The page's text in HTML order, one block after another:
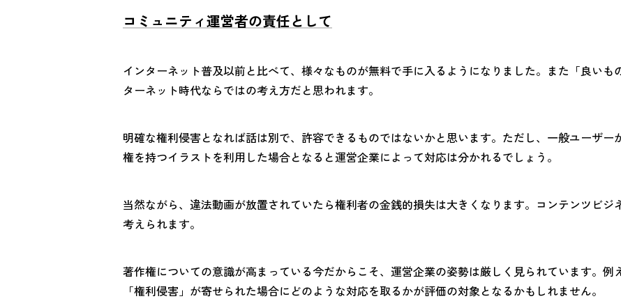
コミュニティ運営者の責任として
インターネット普及以前と比べて、様々なものが無料で手に入るようになりました。また「良いも
ターネット時代ならではの考え方だと思われます。
明確な権利侵害となれば話は別で、許容できるものではないかと思います。ただし、一般ユーザ
権を持つイラストを利用した場合となると運営企業によって対応は分かれるでしょう。
当然ながら、違法動画が放置されていたら権利者の金銭的損失は大きくなります。コンテンツビジ
考えられます。
著作権についての意識が高まっている今だからこそ、運営企業の姿勢は厳しく見られています。例
「権利侵害」が寄せられた場合にどのような対応を取るかが評価の対象となるかもしれません。